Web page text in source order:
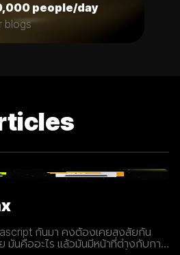
people/day
blogs
กันมา คงต้องเคยสงสัยกัน
มันคืออะไร แล้วมันมีหน้าที่ต่างกับการ